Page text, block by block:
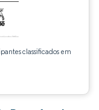
classificados em